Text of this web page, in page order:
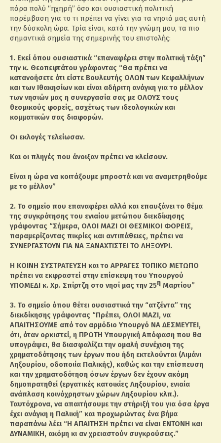
πάρα πολύ “ηχηρή” όσο και ουσιαστική πολιτική
παρέμβαση για το τι πρέπει να γίνει για τα νησιά μας αυτή
την δύσκολη ώρα. Τρία είναι, κατά την γνώμη μου, τα πιο
σημαντικά σημεία της σημερινής του επιστολής:
1. Εκεί όπου ουσιαστικά “επαναφέρει στην πολιτική τάξη”
την κ. Θεοπεφτάτου γράφοντας “Θα πρέπει να
κατανοήσετε ότι είστε Βουλευτής ΟΛΩΝ των Κεφαλλήνων
και των Ιθακησίων και είναι αδήριτη ανάγκη για το μέλλον
των νησιών μας η συνεργασία σας με ΟΛΟΥΣ τους
θεσμικούς φορείς, ασχέτως των ιδεολογικών και
κομματικών σας διαφορών.
Οι εκλογές τελείωσαν.
Και οι πληγές που άνοιξαν πρέπει να κλείσουν.
Είναι η ώρα να κοιτάξουμε μπροστά και να αναμετρηθούμε
με το μέλλον”
2. Το σημείο που επαναφέρει αλλά και επαυξάνει το θέμα
της συγκρότησης του ενιαίου μετώπου διεκδίκησης
γράφοντας “Σήμερα, ΟΛΟΙ ΜΑΖΙ ΟΙ ΘΕΣΜΙΚΟΙ ΦΟΡΕΙΣ,
παραμερίζοντας πικρίες και αντιπάθειες, πρέπει να
ΣΥΝΕΡΓΑΣΤΟΥΝ ΓΙΑ ΝΑ ΞΑΝΑΧΤΙΣΤΕΙ ΤΟ ΛΗΞΟΥΡΙ.
Η ΚΟΙΝΗ ΣΥΣΤΡΑΤΕΥΣΗ και το ΑΡΡΑΓΕΣ ΤΟΠΙΚΟ ΜΕΤΩΠΟ
πρέπει να εκφραστεί στην επίσκεψη του Υπουργού
ΥΠΟΜΕΔΙ κ. Χρ. Σπίρτζη στο νησί μας την 25η Μαρτίου”
3. Το σημείο όπου θέτει ουσιαστικά την “ατζέντα” της
διεκδίκησης γράφοντας “Πρέπει, ΟΛΟΙ ΜΑΖΙ, να
ΑΠΑΙΤΗΣΟΥΜΕ από τον αρμόδιο Υπουργό ΝΑ ΔΕΣΜΕΥΤΕΙ,
ότι, όταν ορκιστεί, η ΠΡΩΤΗ Υπουργική Απόφαση που θα
υπογράψει, θα διασφαλίζει την ομαλή συνέχιση της
χρηματοδότησης των έργων που ήδη εκτελούνται (Λιμάνι
Ληξουρίου, οδοποιία Παλικής), καθώς και την επίσπευση
και την χρηματοδότηση όσων έργων δεν έχουν ακόμη
δημοπρατηθεί (εργατικές κατοικίες Ληξουρίου, ενιαία
ανάπλαση κοινόχρηστων χώρων Ληξουρίου κλπ.).
Ταυτόχρονα, να απαιτήσουμε την στήριξή του για όσα έργα
έχει ανάγκη η Παλική” και προχωρώντας ένα βήμα
παραπάνω λέει “Η ΑΠΑΙΤΗΣΗ πρέπει να είναι ΕΝΤΟΝΗ και
ΔΥΝΑΜΙΚΗ, ακόμη κι αν χρειαστούν συγκρούσεις.”